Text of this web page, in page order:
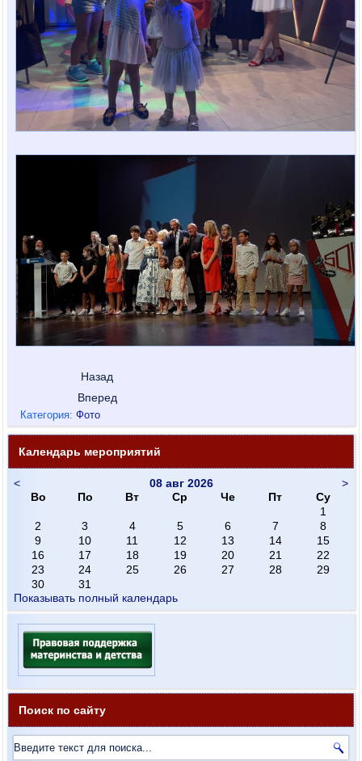
Назад
Вперед
Категория:Фото
Календарь мероприятий
< >
08 авг 2026
Во
По Вт Ср Че Пт
Су
1
2
3 4 5 6 7
8
9
10 11 12 13 14
15
16
17 18 19 20 21
22
23
24 25 26 27 28
29
30
31
Показывать полный календарь
Поиск по сайту